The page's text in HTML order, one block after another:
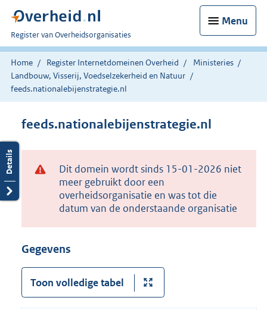
Menu
U
bent
nu
hier:
Register van Overheidsorganisaties
Home Register Internetdomeinen Overheid
Ministeries
Landbouw, Visserij, Voedselzekerheid en Natuur
feeds.nationalebijenstrategie.nl
feeds.nationalebijenstrategie.nl
Dit domein wordt sinds 15-01-2026 niet
meer gebruikt door een
overheidsorganisatie en was tot die
datum van de onderstaande organisatie
Gegevens
Toon volledige tabel